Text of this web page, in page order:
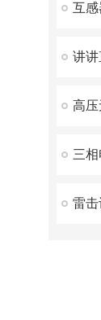
互
讲讲
高压
三